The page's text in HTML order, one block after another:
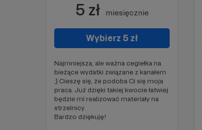
5 zł miesięcznie
Wybierz 5 zł
Najmniejsza, ale ważna cegiełka na
bieżące wydatki związane z kanałem
;) Cieszę się, że podoba Ci się moja
praca. Już dzięki takiej kwocie łatwiej
będzie mi realizować materiały na
strzelnicy.
Bardzo dziękuję!